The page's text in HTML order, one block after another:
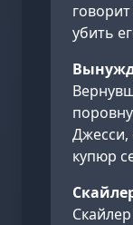
убить
Джесси,
купюр